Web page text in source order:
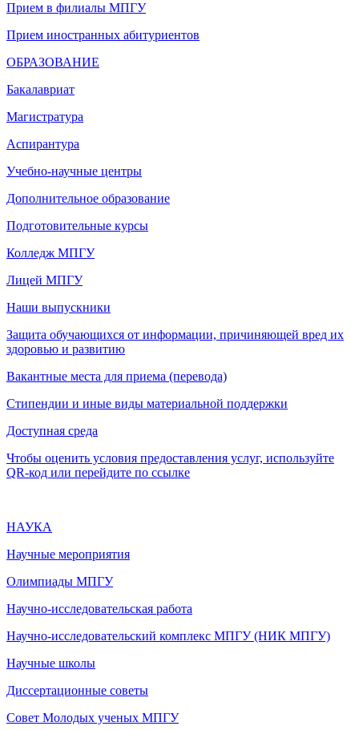
Прием в филиалы МПГУ
Прием иностранных абитуриентов
ОБРАЗОВАНИЕ
Бакалавриат
Магистратура
Аспирантура
Учебно-научные центры
Дополнительное образование
Подготовительные курсы
Колледж МПГУ
Лицей МПГУ
Наши выпускники
Защита обучающихся от информации, причиняющей вред их
здоровью и развитию
Вакантные места для приема (перевода)
Стипендии и иные виды материальной поддержки
Доступная среда
Чтобы оценить условия предоставления услуг, используйте
QR-код или перейдите по ссылке
НАУКА
Научные мероприятия
Олимпиады МПГУ
Научно-исследовательская работа
Научно-исследовательский комплекс МПГУ (НИК МПГУ)
Научные школы
Диссертационные советы
Совет Молодых ученых МПГУ